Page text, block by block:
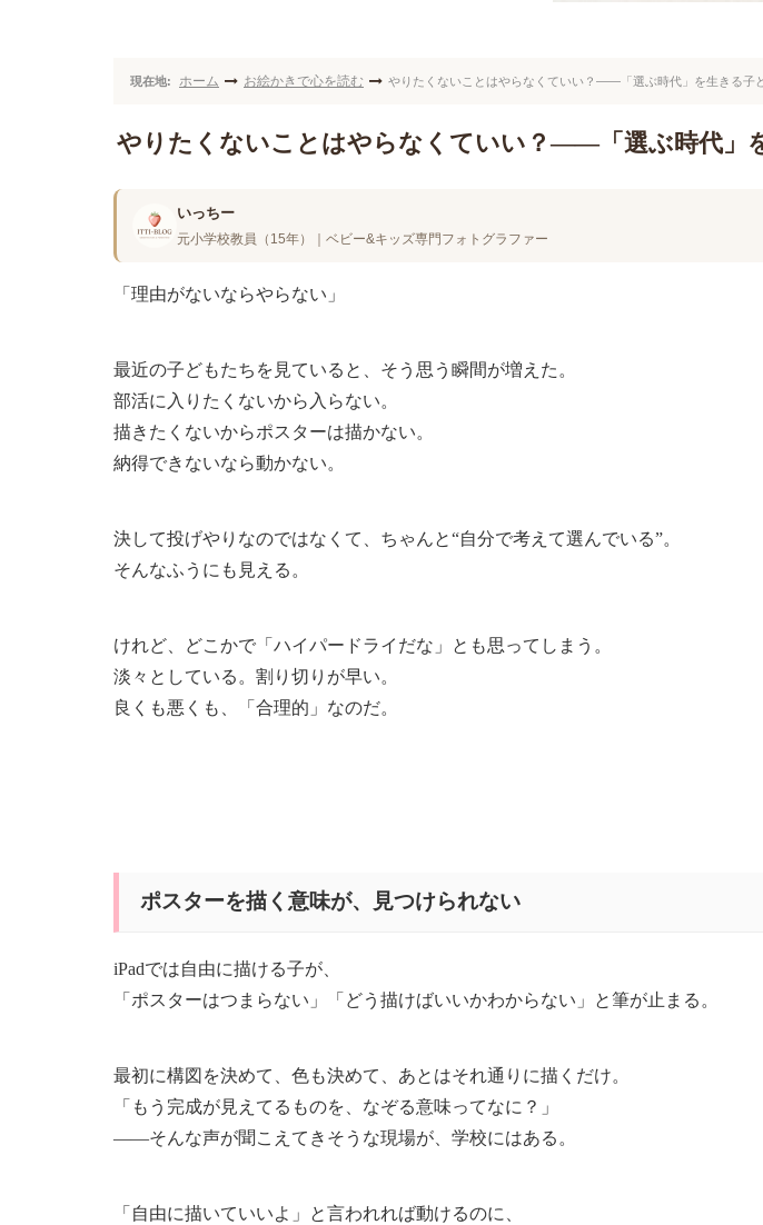
現在地: ホーム お絵かきで心を読む やりたくないことはやらなくていい？――「選ぶ時代」を生きる子
やりたくないことはやらなくていい？――「選ぶ時代」
いっちー
元小学校教員（15年）｜ベビー&キッズ専門フォトグラファー
「理由がないならやらない」
最近の子どもたちを見ていると、そう思う瞬間が増えた。
部活に入りたくないから入らない。
描きたくないからポスターは描かない。
納得できないなら動かない。
決して投げやりなのではなくて、ちゃんと“自分で考えて選んでいる”。
そんなふうにも見える。
けれど、どこかで「ハイパードライだな」とも思ってしまう。
淡々としている。割り切りが早い。
良くも悪くも、「合理的」なのだ。
ポスターを描く意味が、見つけられない
iPadでは自由に描ける子が、
「ポスターはつまらない」「どう描けばいいかわからない」と筆が止まる。
最初に構図を決めて、色も決めて、あとはそれ通りに描くだけ。
「もう完成が見えてるものを、なぞる意味ってなに？」
――そんな声が聞こえてきそうな現場が、学校にはある。
「自由に描いていいよ」と言われれば動けるのに、